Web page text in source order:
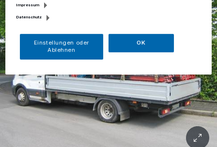
Impressum
Datenschutz
Einstellungen oder
Ablehnen
OK